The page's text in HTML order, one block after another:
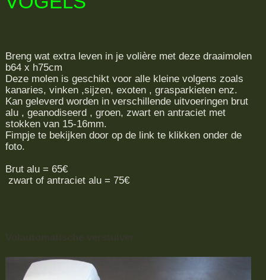
Breng wat extra leven in je volière met deze draaimolen
b64 x h75cm
Deze molen is geschikt voor alle kleine volgens zoals
kanaries, vinken ,sijzen, exoten , grasparkieten enz.
Kan geleverd worden in verschillende uitvoeringen brut
alu , geanodiseerd , groen, zwart en antraciet met
stokken van 15-16mm.
Fimpje te bekijken door op de link te klikken onder de
foto.
Brut alu = 65€
zwart of antraciet alu = 75€